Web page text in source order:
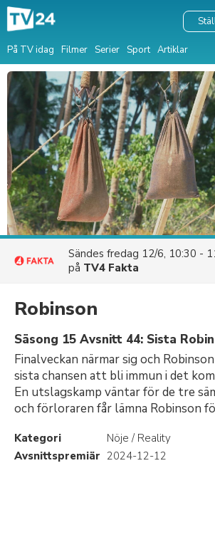
På TV idag Filmer Serier Sport Artiklar
Sändes fredag 12/6, 10:30 -
på TV4 Fakta
Robinson
Säsong 15 Avsnitt 44: Sista
Finalveckan närmar sig och
sista chansen att bli immun i det
En utslagskamp väntar för de tre
och förloraren får lämna Robinson
Kategori
Nöje / Reality
Avsnittspremiär 2024-12-12